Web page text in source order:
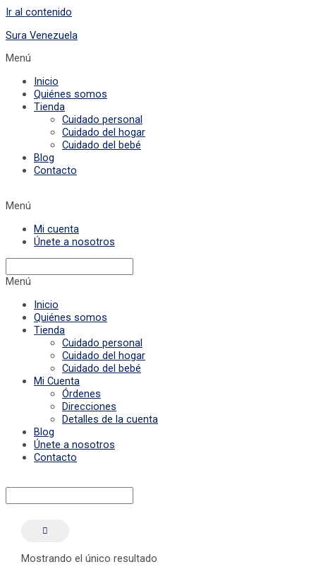
Ir al contenido
Sura Venezuela
Menú
Inicio
Quiénes somos
Tienda
Cuidado personal
Cuidado del hogar
Cuidado del bebé
Blog
Contacto
Menú
Mi cuenta
Únete a nosotros
Menú
Inicio
Quiénes somos
Tienda
Cuidado personal
Cuidado del hogar
Cuidado del bebé
Mi Cuenta
Órdenes
Direcciones
Detalles de la cuenta
Blog
Únete a nosotros
Contacto
Mostrando el único resultado